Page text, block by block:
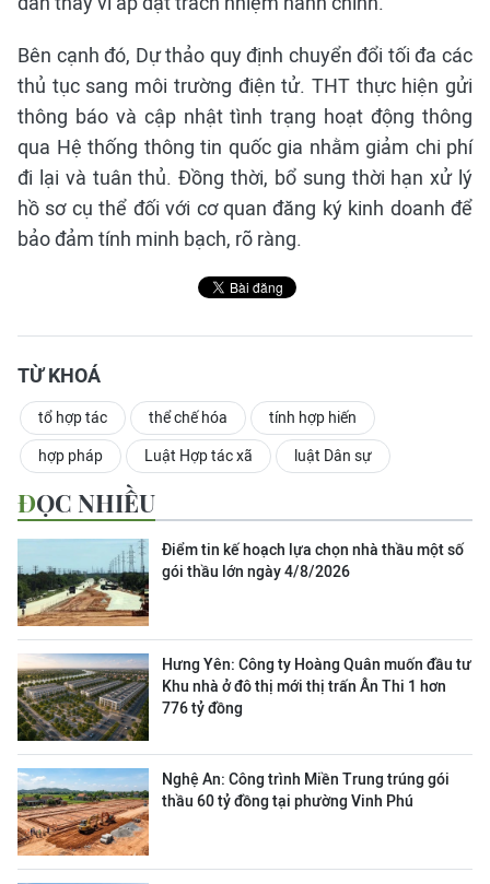
Bên cạnh đó, Dự thảo quy định chuyển đổi tối đa các
thủ tục sang môi trường điện tử. THT thực hiện gửi
thông báo và cập nhật tình trạng hoạt động thông
qua Hệ thống thông tin quốc gia nhằm giảm chi phí
đi lại và tuân thủ. Đồng thời, bổ sung thời hạn xử lý
hồ sơ cụ thể đối với cơ quan đăng ký kinh doanh để
bảo đảm tính minh bạch, rõ ràng.
TỪ KHOÁ
tổ hợp tác thể chế hóa tính hợp hiến
hợp pháp Luật Hợp tác xã luật Dân sự
ĐỌC NHIỀU
Điểm tin kế hoạch lựa chọn nhà thầu một số
gói thầu lớn ngày 4/8/2026
Hưng Yên: Công ty Hoàng Quân muốn đầu tư
Khu nhà ở đô thị mới thị trấn Ân Thi 1 hơn
776 tỷ đồng
Nghệ An: Công trình Miền Trung trúng gói
thầu 60 tỷ đồng tại phường Vinh Phú